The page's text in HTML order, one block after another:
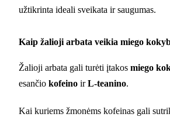
užtikrinta ideali sveikata ir saugumas.
Kaip žalioji arbata veikia miego
Žalioji arbata gali turėti įtakos miego
esančio kofeino irL-teanino.
Kai kuriems žmonėms kofeinas gali